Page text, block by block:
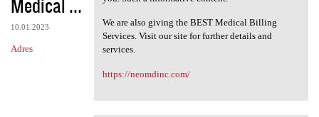
10.01.2023
Adres
We are also giving the BEST Medical Billing
Services. Visit our site for further details and
services.
https://neomdinc.com/